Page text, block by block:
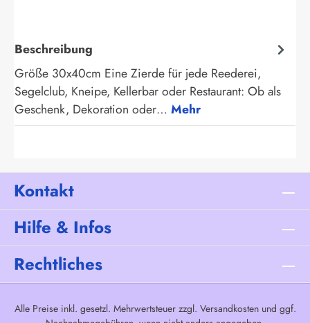
Beschreibung
Größe 30x40cm Eine Zierde für jede Reederei,
Segelclub, Kneipe, Kellerbar oder Restaurant: Ob als
Geschenk, Dekoration oder… Mehr
Kontakt
Hilfe & Infos
Rechtliches
Alle Preise inkl. gesetzl. Mehrwertsteuer zzgl. Versandkostenund ggf.